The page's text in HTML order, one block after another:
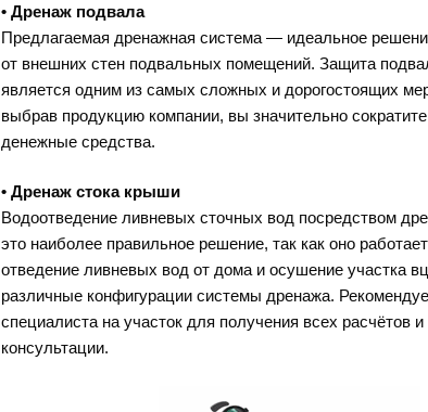
• Дренаж подвала
Предлагаемая дренажная система — идеальное
от внешних стен подвальных помещений. Защита
является одним из самых сложных и дорогостоящих
выбрав продукцию компании, вы значительно
денежные средства.
• Дренаж стока крыши
Водоотведение ливневых сточных вод посредством
это наиболее правильное решение, так как оно
отведение ливневых вод от дома и осушение участка
различные конфигурации системы дренажа.
специалиста на участок для получения всех расчётов
консультации.